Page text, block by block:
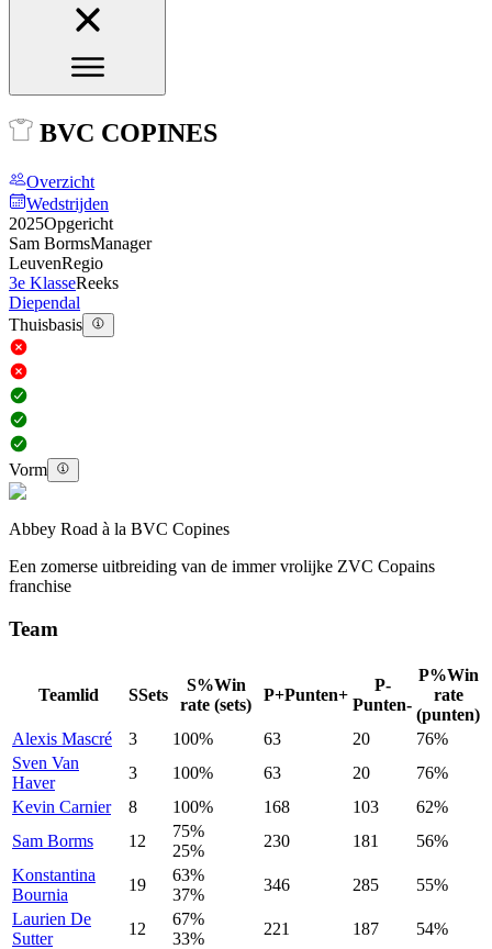
BVC COPINES
Overzicht
Wedstrijden
2025Opgericht
Sam BormsManager
LeuvenRegio
3e KlasseReeks
Diependal
Thuisbasis
Vorm
Abbey Road à la BVC Copines
Een zomerse uitbreiding van de immer vrolijke ZVC Copains
franchise
Team
Teamlid SSets
S%Win
rate (sets)
P+Punten+
P-
Punten-
P%Win
rate
(punten)
Alexis Mascré 3 100% 63 20
76%
Sven Van
Haver
3 100% 63 20
76%
Kevin Carnier 8 100% 168 103
62%
Sam Borms 12
75%
25%
230 181
56%
Konstantina
Bournia
19
63%
37%
346 285
55%
Laurien De
Sutter
12
67%
33%
221 187 54%